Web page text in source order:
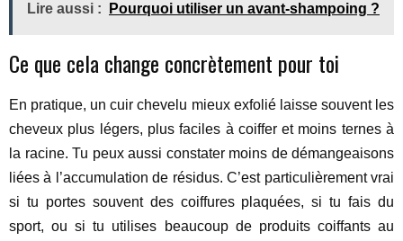
Lire aussi : Pourquoi utiliser un avant-shampoing ?
Ce que cela change concrètement pour toi
En pratique, un cuir chevelu mieux exfolié laisse souvent les
cheveux plus légers, plus faciles à coiffer et moins ternes à
la racine. Tu peux aussi constater moins de démangeaisons
liées à l’accumulation de résidus. C’est particulièrement vrai
si tu portes souvent des coiffures plaquées, si tu fais du
sport, ou si tu utilises beaucoup de produits coiffants au